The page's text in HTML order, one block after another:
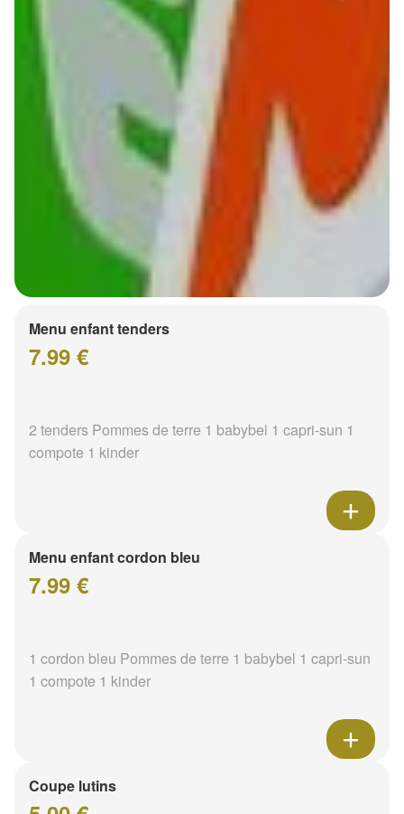
Menu enfant tenders
7.99 €
2 tenders Pommes de terre 1 babybel 1 capri-sun 1
compote 1 kinder
Menu enfant cordon bleu
7.99 €
1 cordon bleu Pommes de terre 1 babybel 1 capri-sun
1 compote 1 kinder
Coupe lutins